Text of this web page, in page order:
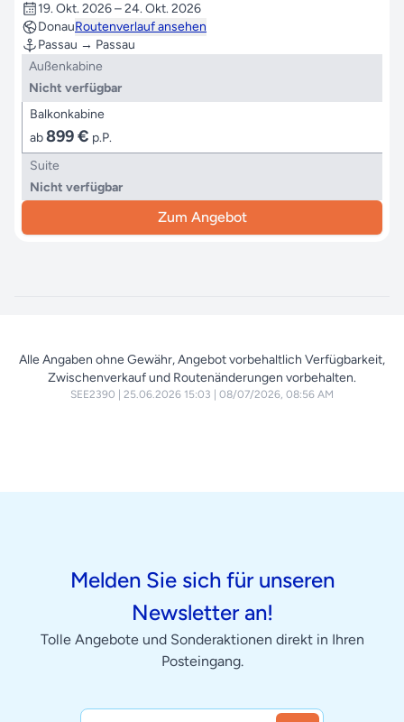
19. Okt. 2026 – 24. Okt. 2026
DonauRoutenverlauf ansehen
Passau → Passau
Außenkabine
Nicht verfügbar
Balkonkabine
ab899 € p.P.
Suite
Nicht verfügbar
Zum Angebot
Alle Angaben ohne Gewähr, Angebot vorbehaltlich Verfügbarkeit,
Zwischenverkauf und Routenänderungen vorbehalten.
SEE2390 | 25.06.2026 15:03 | 08/07/2026, 08:56 AM
Melden Sie sich für unseren
Newsletter an!
Tolle Angebote und Sonderaktionen direkt in Ihren
Posteingang.